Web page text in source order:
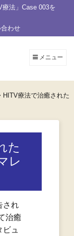
法」Case 003を
わせ
メニュー
HITV療法で治癒された
た
レ
され
治癒
ュ